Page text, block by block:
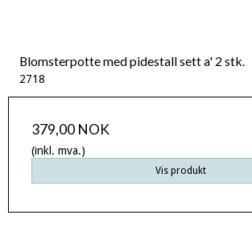
Blomsterpotte med pidestall sett a' 2 stk.
2718
379,00 NOK
(inkl. mva.)
Vis produkt